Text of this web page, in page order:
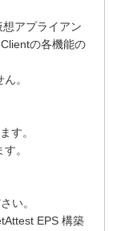
アプライアン
の各機能の
。
す。
。
い。
EPS 構築